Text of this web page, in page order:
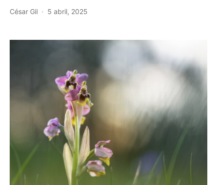
César Gil 5 abril, 2025